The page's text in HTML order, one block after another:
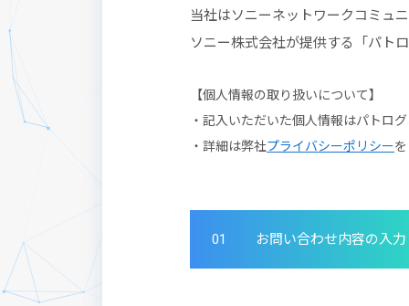
当社はソニーネットワークコミュ
ソニー株式会社が提供する「パト
【個人情報の取り扱いについて】
・記入いただいた個人情報はパトロ
・詳細は弊社プライバシーポリシー
01 お問い合わせ内容の入力